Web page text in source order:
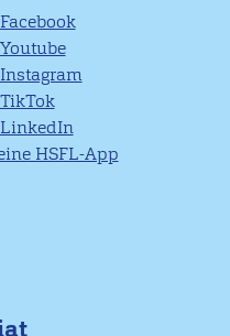
Facebook
Youtube
Instagram
TikTok
LinkedIn
HSFL-App